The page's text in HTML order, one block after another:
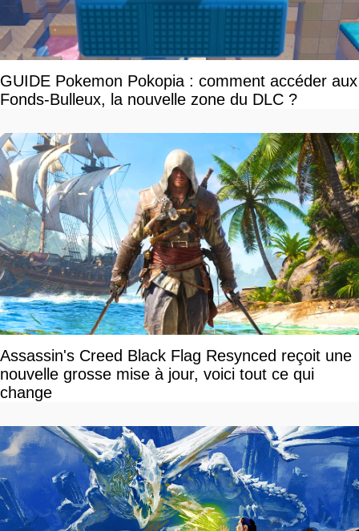
GUIDE Pokemon Pokopia : comment accéder aux
Fonds-Bulleux, la nouvelle zone du DLC ?
Assassin's Creed Black Flag Resynced reçoit une
nouvelle grosse mise à jour, voici tout ce qui
change